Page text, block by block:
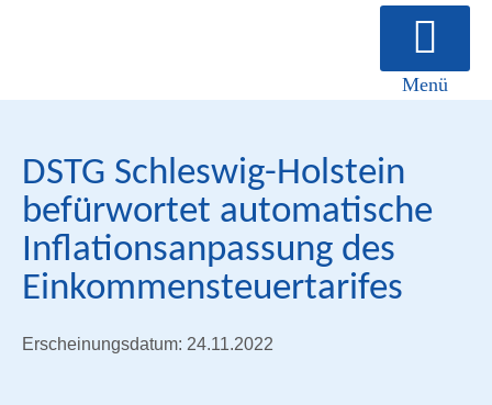
Menü
DSTG Schleswig-Holstein
befürwortet automatische
Inflationsanpassung des
Einkommensteuertarifes
Erscheinungsdatum: 24.11.2022